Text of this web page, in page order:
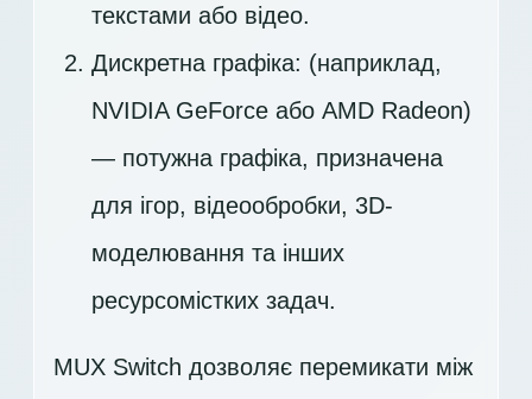
текстами або відео.
Дискретна графіка: (наприклад,
NVIDIA GeForce або AMD Radeon)
— потужна графіка, призначена
для ігор, відеообробки, 3D-
моделювання та інших
ресурсомістких задач.
MUX Switch дозволяє перемикати між